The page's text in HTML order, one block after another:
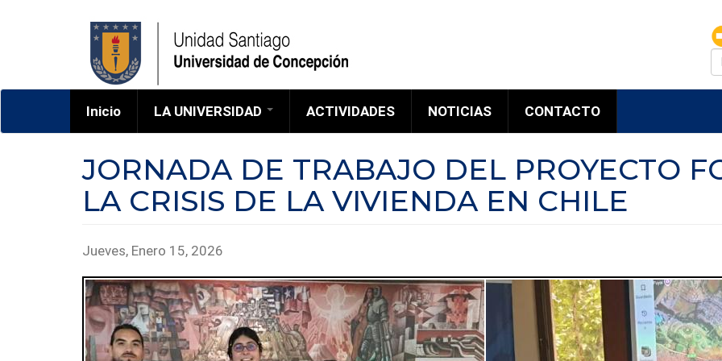
Inicio LA UNIVERSIDAD
Campus
CUENTA ANUAL
HISTORIA
MAPAS
MEMORIAS UDEC
PROFESORES
EMÉRITOS
ACTIVIDADES NOTICIAS CONTACTO
JORNADA DE TRABAJO DEL PROYECTO
LA CRISIS DE LA VIVIENDA EN CHILE
Jueves, Enero 15, 2026